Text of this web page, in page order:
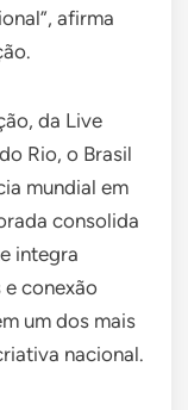
afirma
da Live
Rio, o Brasil
mundial em
consolida
integra
conexão
um dos mais
nacional.